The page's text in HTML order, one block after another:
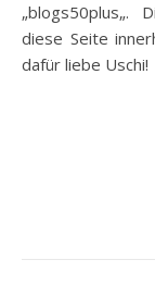
„blogs50plus„.
diese Seite
dafür liebe Uschi!